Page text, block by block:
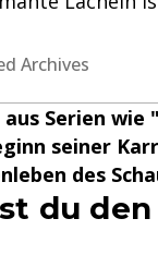
Archives
Serien
seiner
des
du